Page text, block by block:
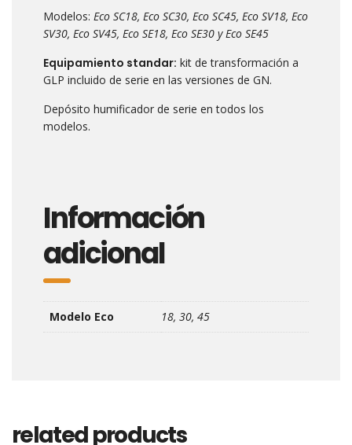
Modelos: Eco SC18, Eco SC30, Eco SC45, Eco SV18, Eco
SV30, Eco SV45, Eco SE18, Eco SE30 y Eco SE45
Equipamiento standar: kit de transformación a
GLP incluido de serie en las versiones de GN.
Depósito humificador de serie en todos los
modelos.
Información
adicional
Modelo Eco 18, 30, 45
related products